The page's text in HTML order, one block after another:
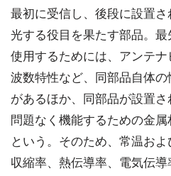
最初に受信し、後段に設置
光する役目を果たす部品。
使用するためには、アンテ
波数特性など、同部品自体
があるほか、同部品が設置
問題なく機能するための金
という。そのため、常温およ
収縮率、熱伝導率、電気伝